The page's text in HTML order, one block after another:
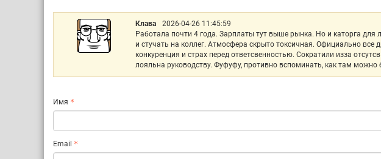
Клава 2026-04-26 11:45:59
Работала почти 4 года. Зарплаты тут выше рынка. Но и каторга
и стучать на коллег. Атмосфера скрыто токсичная. Официально все
конкуренция и страх перед ответсвенностью. Сократили изза
лояльна руководству. Фуфуфу, противно вспоминать, как там
Имя
Email